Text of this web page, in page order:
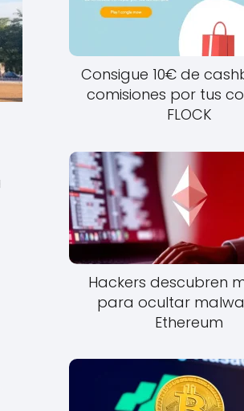
Consigue 10€ de
comisiones por tus
FLOCK
Hackers descubren
para ocultar
Ethereum